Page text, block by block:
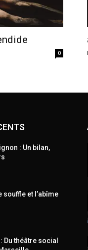
0
: Un bilan,
souffle et l’abîme
Du théâtre social